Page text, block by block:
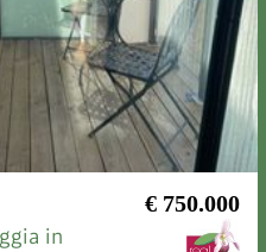
€ 750.000
in